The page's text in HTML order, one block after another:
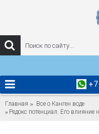
Главная
Все о Канген воде
Редокс потенциал. Его влияние